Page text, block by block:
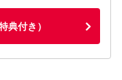
典付き）